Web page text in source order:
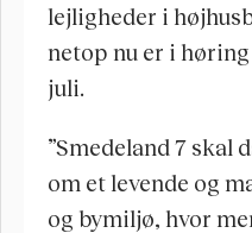
lejligheder i
netop nu er i
juli.
”Smedeland 7 skal
om et levende og
og bymiljø, hvor